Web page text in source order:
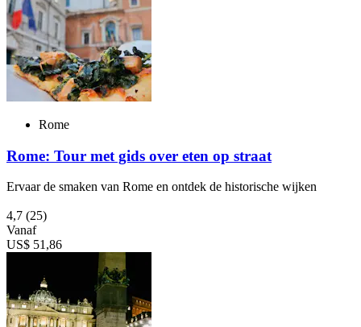
Rome
Rome: Tour met gids over eten op straat
Ervaar de smaken van Rome en ontdek de historische wijken
4,7 (25)
Vanaf
US$ 51,86